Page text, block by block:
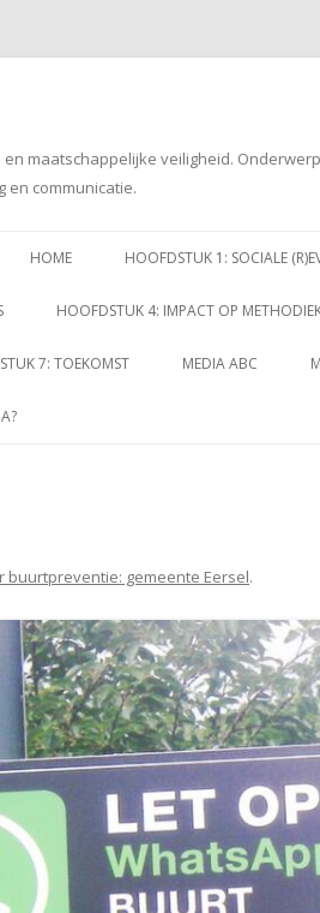
maatschappelijke veiligheid.
en communicatie.
naar
HOME HOOFDSTUK 1: SOCIALE
HOOFDSTUK 4: IMPACT OP
7: TOEKOMST MEDIA ABC
buurtpreventie: gemeente Eersel.